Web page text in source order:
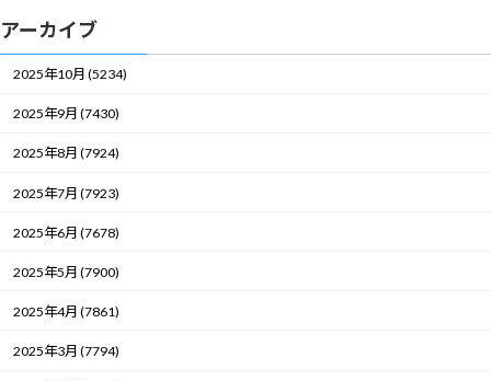
アーカイブ
2025年10月 (5234)
2025年9月 (7430)
2025年8月 (7924)
2025年7月 (7923)
2025年6月 (7678)
2025年5月 (7900)
2025年4月 (7861)
2025年3月 (7794)